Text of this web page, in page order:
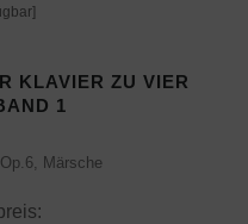
KLAVIER ZU VIER
1
Märsche